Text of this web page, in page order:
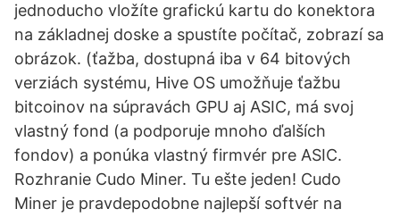
jednoducho vložíte grafickú kartu do konektora
na základnej doske a spustíte počítač, zobrazí sa
obrázok. (ťažba, dostupná iba v 64 bitových
verziách systému, Hive OS umožňuje ťažbu
bitcoinov na súpravách GPU aj ASIC, má svoj
vlastný fond (a podporuje mnoho ďalších
fondov) a ponúka vlastný firmvér pre ASIC.
Rozhranie Cudo Miner. Tu ešte jeden! Cudo
Miner je pravdepodobne najlepší softvér na